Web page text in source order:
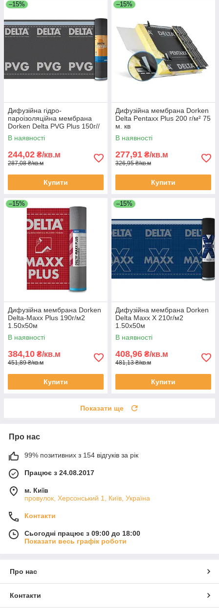
–15%
Дифузійна гідро-
пароізоляційна мембрана
Dorken Delta PVG Plus 150г//
м² 50х1.5м
В наявності
244,02 ₴/кв.м
287,08 ₴/кв.м
Купити
–15%
Дифузійна мембрана Dorken
Delta Pentaxx Plus 200 г/м² 75
м. кв
В наявності
277,91 ₴/кв.м
326,95 ₴/кв.м
Купити
–15%
Дифузійна мембрана Dorken
Delta-Maxx Plus 190г/м2
1.50х50м
В наявності
384,10 ₴/кв.м
451,89 ₴/кв.м
Купити
–15%
Дифузійна мембрана Dorken
Delta Maxx X 210г/м2
1.50х50м
В наявності
408,96 ₴/кв.м
481,13 ₴/кв.м
Купити
Показати ще
Про нас
99% позитивних з 154 відгуків за рік
Працює з 24.08.2017
м. Київ
провулок, Херсонський 1, Київ, Україна
Контакти
Сьогодні працює з 09:00 до 18:00
Показати весь графік роботи
Про нас
Контакти